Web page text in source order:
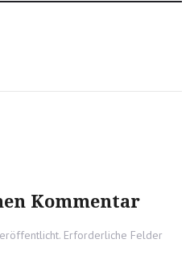
Kommentar
Erforderliche Felder